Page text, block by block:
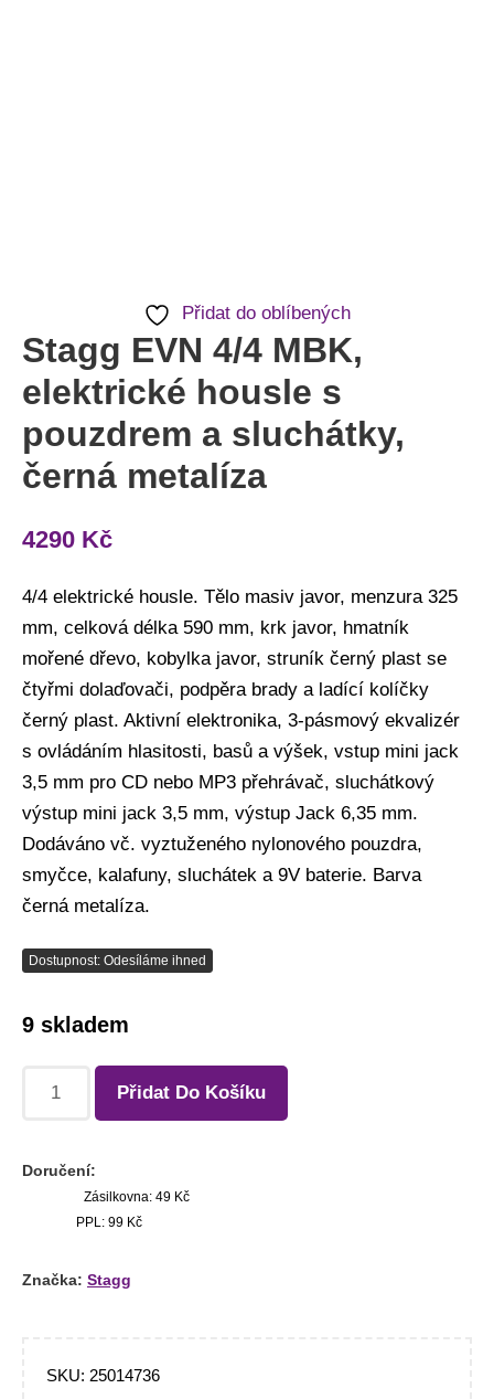
Přidat do oblíbených
Stagg EVN 4/4 MBK,
elektrické housle s
pouzdrem a sluchátky,
černá metalíza
4290 Kč
4/4 elektrické housle. Tělo masiv javor, menzura 325
mm, celková délka 590 mm, krk javor, hmatník
mořené dřevo, kobylka javor, struník černý plast se
čtyřmi dolaďovači, podpěra brady a ladící kolíčky
černý plast. Aktivní elektronika, 3-pásmový ekvalizér
s ovládáním hlasitosti, basů a výšek, vstup mini jack
3,5 mm pro CD nebo MP3 přehrávač, sluchátkový
výstup mini jack 3,5 mm, výstup Jack 6,35 mm.
Dodáváno vč. vyztuženého nylonového pouzdra,
smyčce, kalafuny, sluchátek a 9V baterie. Barva
černá metalíza.
Dostupnost: Odesíláme ihned
9 skladem
Přidat Do Košíku
Doručení:
Zásilkovna: 49 Kč
PPL: 99 Kč
Značka: Stagg
SKU: 25014736